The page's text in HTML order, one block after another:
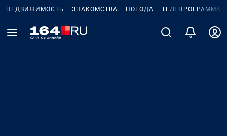
НЕДВИЖИМОСТЬ ЗНАКОМСТВА ПОГОДА ТЕЛЕПРОГРАММА